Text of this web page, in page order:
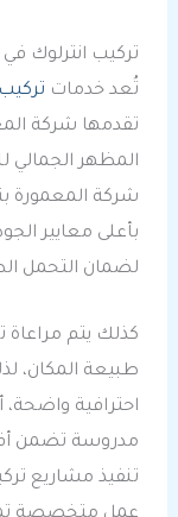
تركيب انترلوك في
تُعد خدمات
تقدمها شركة
المظهر الجمالي
شركة المعمورة
بأعلى معايير
لضمان التحمل
كذلك يتم مراعاة
طبيعة المكان،
احترافية
مدروسة تضمن
تنفيذ مشاريع